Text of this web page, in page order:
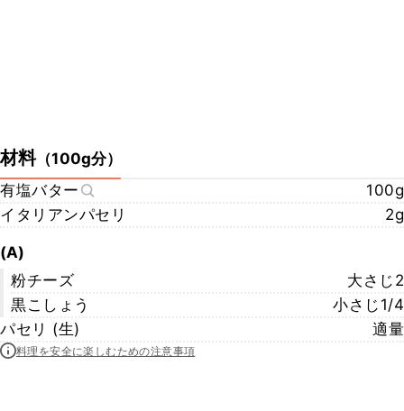
材料（100g分）
有塩バター
100g
イタリアンパセリ
2g
(A)
粉チーズ
大さじ2
黒こしょう
小さじ1/4
パセリ (生)
適量
料理を安全に楽しむための注意事項